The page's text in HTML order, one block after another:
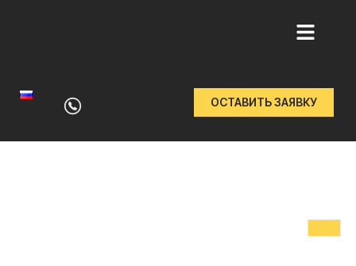
содержимому
ОСТАВИТЬ ЗАЯВКУ